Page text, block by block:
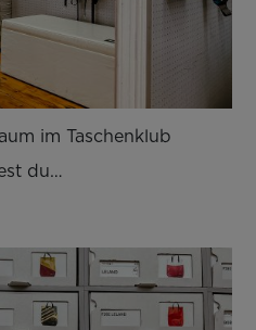
im Taschenklub
du…